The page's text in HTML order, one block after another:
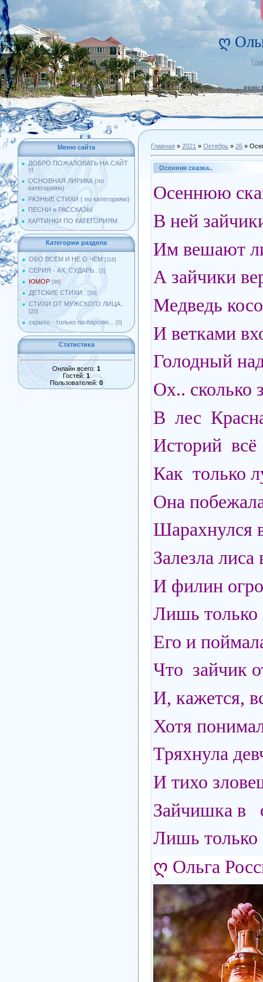
ღ
Меню сайта
ДОБРО ПОЖАЛОВАТЬ НА САЙТ
!!!
ОСНОВНАЯ ЛИРИКА (по
категориям)
РАЗНЫЕ СТИХИ ( по категориям)
ПЕСНИ и РАССКАЗЫ
КАРТИНКИ ПО КАТЕГОРИЯМ
Категории раздела
ОБО ВСЁМ И НЕ О ЧЁМ [116]
СЕРИЯ - АХ, СУДАРЬ.. [2]
ЮМОР [98]
ДЕТСКИЕ СТИХИ.. [29]
СТИХИ ОТ МУЖСКОГО ЛИЦА..
[20]
скрыто - только по паролю... [0]
Статистика
Онлайн всего: 1
Гостей: 1
Пользователей: 0
Главная » 2021 » Октябрь » 26 »
Осенняя сказка..
Осеннюю
В ней
Им вешают
А зайчики
Медведь
И ветками
Голодный
Ох.. сколько
В лес
Историй всё
Как только
Она
Шарахнулся
Залезла
И филин
Лишь только
Его и
Что зайчик
И, кажется,
Хотя
Тряхнула
И тихо
Зайчишка в
Лишь только
ღ Ольга